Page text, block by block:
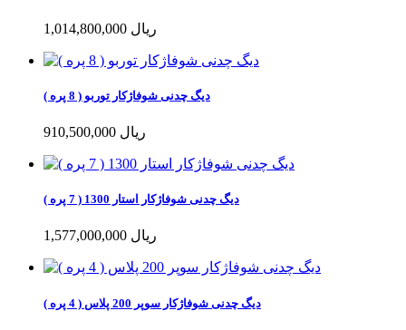
1,014,800,000 ریال
دیگ چدنی شوفاژکار توربو ( 8 پره )
910,500,000 ریال
دیگ چدنی شوفاژکار استار 1300 ( 7 پره )
1,577,000,000 ریال
دیگ چدنی شوفاژکار سوپر 200 پلاس ( 4 پره )